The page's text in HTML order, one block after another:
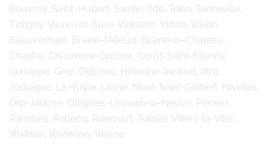
Rouvroy, Saint-Hubert, Sainte-Ode, Tellin, Tenneville,
Tintigny, Vaux-sur-Sûre, Vielsalm, Virton, Wellin,
Beauvechain, Braine-l’Alleud, Braine-le-Château,
Chastre, Chaumont-Gistoux, Court-Saint-Étienne,
Genappe, Grez-Doiceau, Hélécine, Incourt, Ittre,
Jodoigne, La Hulpe, Lasne, Mont-Saint-Guibert, Nivelles,
Orp-Jauche, Ottignies-Louvain-la-Neuve, Perwez,
Ramillies, Rebecq, Rixensart, Tubize, Villers-la-Ville,
Walhain, Waterloo, Wavre.